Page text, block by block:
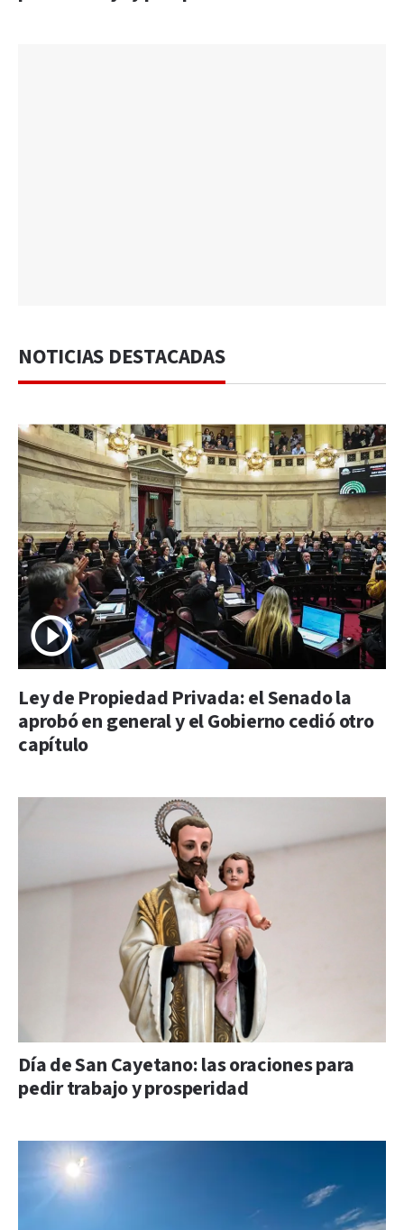
NOTICIAS DESTACADAS
Ley de Propiedad Privada: el Senado la
aprobó en general y el Gobierno cedió otro
capítulo
Día de San Cayetano: las oraciones para
pedir trabajo y prosperidad